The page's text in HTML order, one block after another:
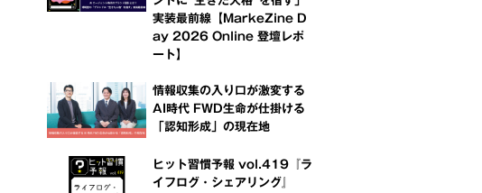
実装最前線【MarkeZine D
ay 2026 Online 登壇レポ
ート】
情報収集の入り口が激変する
AI時代 FWD生命が仕掛ける
「認知形成」の現在地
ヒット習慣予報 vol.419『ラ
イフログ・シェアリング』